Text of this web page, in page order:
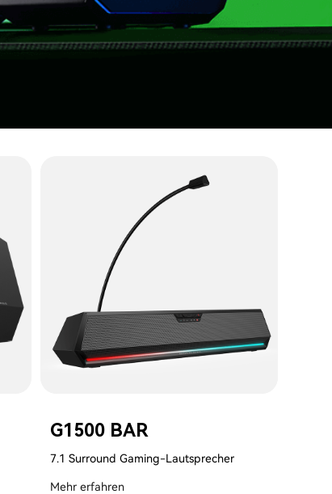
G1500 BAR
7.1 Surround Gaming-Lautsprecher
Mehr erfahren